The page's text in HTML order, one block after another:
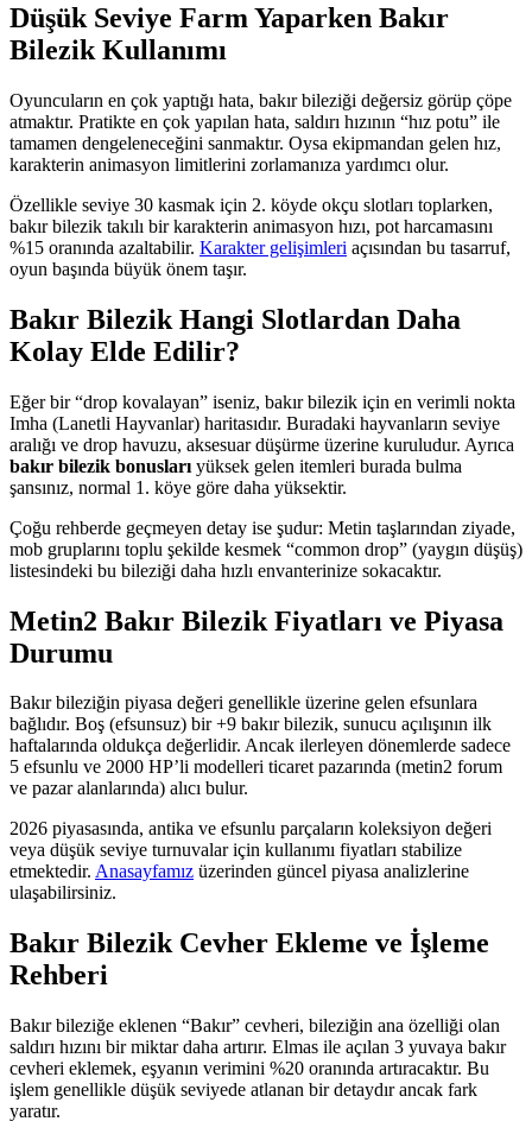
Düşük Seviye Farm Yaparken Bakır
Bilezik Kullanımı
Oyuncuların en çok yaptığı hata, bakır bileziği değersiz görüp çöpe
atmaktır. Pratikte en çok yapılan hata, saldırı hızının “hız potu” ile
tamamen dengeleneceğini sanmaktır. Oysa ekipmandan gelen hız,
karakterin animasyon limitlerini zorlamanıza yardımcı olur.
Özellikle seviye 30 kasmak için 2. köyde okçu slotları toplarken,
bakır bilezik takılı bir karakterin animasyon hızı, pot harcamasını
%15 oranında azaltabilir. Karakter gelişimleri açısından bu tasarruf,
oyun başında büyük önem taşır.
Bakır Bilezik Hangi Slotlardan Daha
Kolay Elde Edilir?
Eğer bir “drop kovalayan” iseniz, bakır bilezik için en verimli nokta
Imha (Lanetli Hayvanlar) haritasıdır. Buradaki hayvanların seviye
aralığı ve drop havuzu, aksesuar düşürme üzerine kuruludur. Ayrıca
bakır bilezik bonusları yüksek gelen itemleri burada bulma
şansınız, normal 1. köye göre daha yüksektir.
Çoğu rehberde geçmeyen detay ise şudur: Metin taşlarından ziyade,
mob gruplarını toplu şekilde kesmek “common drop” (yaygın düşüş)
listesindeki bu bileziği daha hızlı envanterinize sokacaktır.
Metin2 Bakır Bilezik Fiyatları ve Piyasa
Durumu
Bakır bileziğin piyasa değeri genellikle üzerine gelen efsunlara
bağlıdır. Boş (efsunsuz) bir +9 bakır bilezik, sunucu açılışının ilk
haftalarında oldukça değerlidir. Ancak ilerleyen dönemlerde sadece
5 efsunlu ve 2000 HP’li modelleri ticaret pazarında (metin2 forum
ve pazar alanlarında) alıcı bulur.
2026 piyasasında, antika ve efsunlu parçaların koleksiyon değeri
veya düşük seviye turnuvalar için kullanımı fiyatları stabilize
etmektedir. Anasayfamız üzerinden güncel piyasa analizlerine
ulaşabilirsiniz.
Bakır Bilezik Cevher Ekleme ve İşleme
Rehberi
Bakır bileziğe eklenen “Bakır” cevheri, bileziğin ana özelliği olan
saldırı hızını bir miktar daha artırır. Elmas ile açılan 3 yuvaya bakır
cevheri eklemek, eşyanın verimini %20 oranında artıracaktır. Bu
işlem genellikle düşük seviyede atlanan bir detaydır ancak fark
yaratır.